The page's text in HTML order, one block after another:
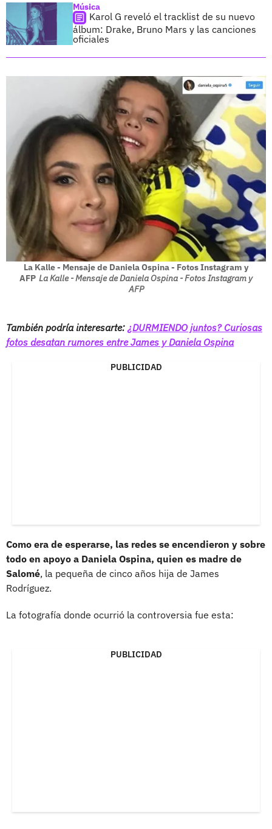
Música
Karol G reveló el tracklist de su nuevo
álbum: Drake, Bruno Mars y las canciones
oficiales
La Kalle - Mensaje de Daniela Ospina - Fotos Instagram y
AFP La Kalle - Mensaje de Daniela Ospina - Fotos Instagram y
AFP
También podría interesarte: ¿DURMIENDO juntos? Curiosas
fotos desatan rumores entre James y Daniela Ospina
PUBLICIDAD
Como era de esperarse, las redes se encendieron y sobre
todo en apoyo a Daniela Ospina, quien es madre de
Salomé, la pequeña de cinco años hija de James
Rodríguez.
La fotografía donde ocurrió la controversia fue esta:
PUBLICIDAD